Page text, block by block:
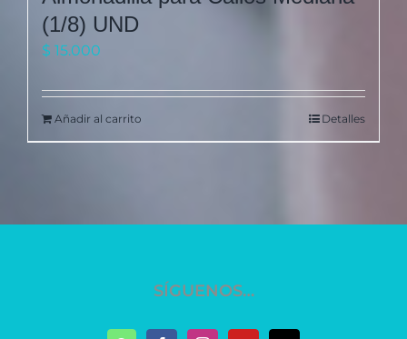
(1/8) UND
$ 15.000
Añadir al carrito Detalles
SÍGUENOS…